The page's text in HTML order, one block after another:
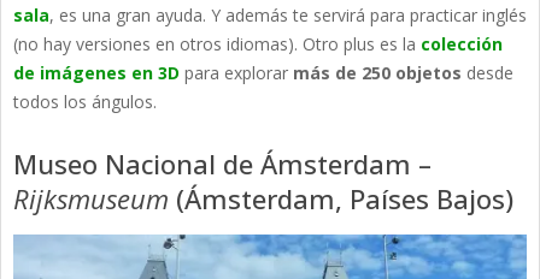
sala, es una gran ayuda. Y además te servirá para practicar inglés
(no hay versiones en otros idiomas). Otro plus es la colección
de imágenes en 3D para explorar más de 250 objetos desde
todos los ángulos.
Museo Nacional de Ámsterdam –
Rijksmuseum (Ámsterdam, Países Bajos)